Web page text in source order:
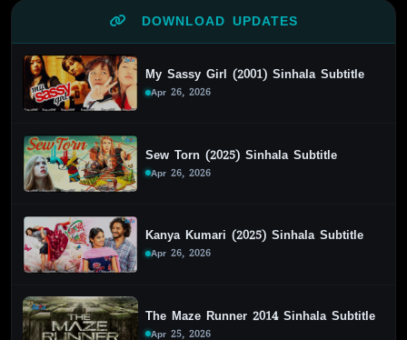
DOWNLOAD UPDATES
My Sassy Girl (2001) Sinhala Subtitle
Apr 26, 2026
Sew Torn (2025) Sinhala Subtitle
Apr 26, 2026
Kanya Kumari (2025) Sinhala Subtitle
Apr 26, 2026
The Maze Runner 2014 Sinhala Subtitle
Apr 25, 2026